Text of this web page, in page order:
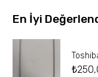
En İyi
₺